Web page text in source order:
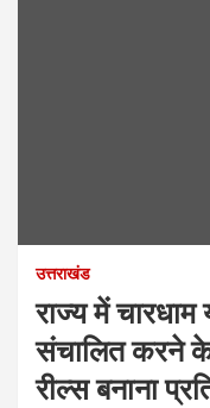
उत्तराखंड
राज्य में
संचालित करने के
रील्स बनाना